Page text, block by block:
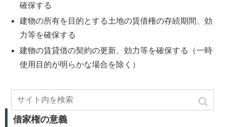
確保する
建物の所有を目的とする土地の賃借権の存続期間、効
力等を確保する
建物の賃貸借の契約の更新、効力等を確保する（一時
使用目的が明らかな場合を除く）
借家権の意義